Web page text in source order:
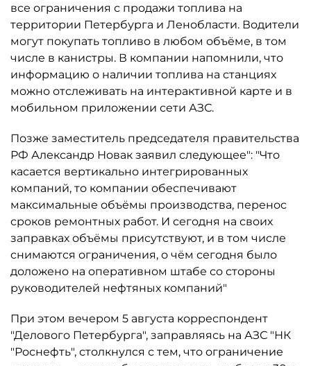
все ограничения с продажи топлива на
территории Петербурга и Ленобласти. Водители
могут покупать топливо в любом объёме, в том
числе в канистры. В компании напомнили, что
информацию о наличии топлива на станциях
можно отслеживать на интерактивной карте и в
мобильном приложении сети АЗС.
Позже заместитель председателя правительства
РФ Александр Новак заявил следующее": "Что
касается вертикально интегрированных
компаний, то компании обеспечивают
максимальные объёмы производства, перенос
сроков ремонтных работ. И сегодня на своих
заправках объёмы присутствуют, и в том числе
снимаются ограничения, о чём сегодня было
доложено на оперативном штабе со стороны
руководителей нефтяных компаний"
При этом вечером 5 августа корреспондент
"Делового Петербурга", заправляясь на АЗС "НК
"Роснефть", столкнулся с тем, что ограничение